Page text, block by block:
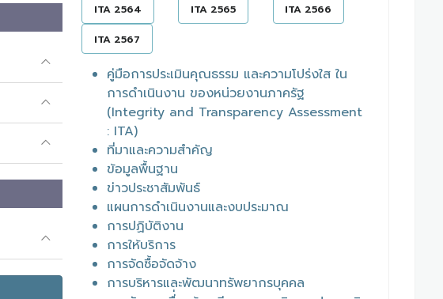
ITA 2564 ITA 2565 ITA 2566
ITA 2567
คู่มือการประเมินคุณธรรม และความโปร่งใส ใน
การดำเนินงาน ของหน่วยงานภาครัฐ
(Integrity and Transparency Assessment
: ITA)
ที่มาและความสำคัญ
ข้อมูลพื้นฐาน
ข่าวประชาสัมพันธ์
แผนการดำเนินงานและงบประมาณ
การปฏิบัติงาน
การให้บริการ
การจัดซื้อจัดจ้าง
การบริหารและพัฒนาทรัพยากรบุคคล